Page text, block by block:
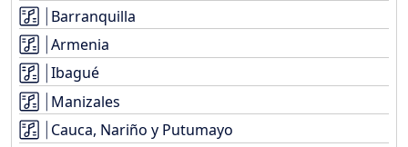
Barranquilla
Armenia
Ibagué
Manizales
Cauca, Nariño y Putumayo